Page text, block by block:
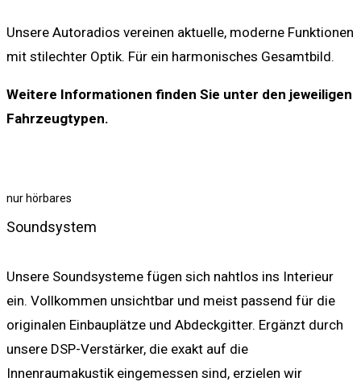
Unsere Autoradios vereinen aktuelle, moderne Funktionen
mit stilechter Optik. Für ein harmonisches Gesamtbild.
Weitere Informationen finden Sie unter den jeweiligen
Fahrzeugtypen.
nur hörbares
Soundsystem
Unsere Soundsysteme fügen sich nahtlos ins Interieur
ein. Vollkommen unsichtbar und meist passend für die
originalen Einbauplätze und Abdeckgitter. Ergänzt durch
unsere DSP-Verstärker, die exakt auf die
Innenraumakustik eingemessen sind, erzielen wir